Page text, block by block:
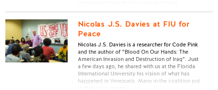
Nicolas J.S. Davies at FIU for
Peace
Nicolas J.S. Davies is a researcher for Code Pink
and the author of “Blood On Our Hands: The
American Invasion and Destruction of Iraq”. Just
a few days ago, he shared with us at the Florida
International University his vision of what has
happened in Venezuela. Many in the coalition put